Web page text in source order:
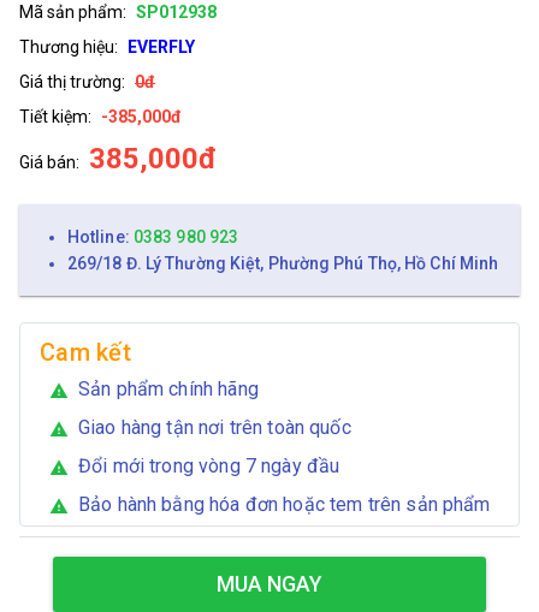
Mã sản phẩm: SP012938
Thương hiệu:
EVERFLY
Giá thị trường: 0đ
Tiết kiệm:
-385,000đ
Giá bán: 385,000đ
Hotline: 0383 980 923
269/18 Đ. Lý Thường Kiệt, Phường Phú Thọ, Hồ Chí Minh
Cam kết
warning Sản phẩm chính hãng
warning Giao hàng tận nơi trên toàn quốc
warning Đổi mới trong vòng 7 ngày đầu
warning Bảo hành bằng hóa đơn hoặc tem trên sản phẩm
MUA NGAY